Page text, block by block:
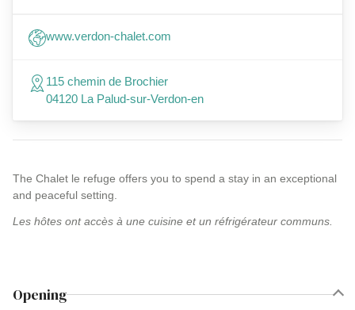
The Chalet le refuge offers you to spend a stay in an exceptional
and peaceful setting.
Les hôtes ont accès à une cuisine et un réfrigérateur communs.
Opening
www.verdon-chalet.com
115 chemin de Brochier
04120 La Palud-sur-Verdon-en